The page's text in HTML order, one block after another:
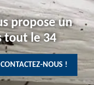
propose un
tout le 34
CONTACTEZ-NOUS !